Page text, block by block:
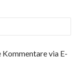
via E-